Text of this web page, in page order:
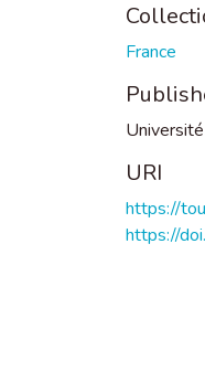
France
URI
https://
https://